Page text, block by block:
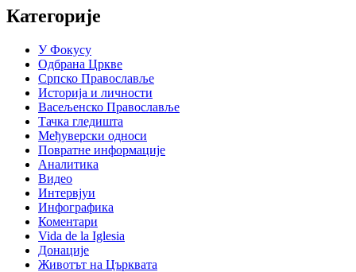
Категорије
У Фокусу
Одбрана Цркве
Српско Православље
Историја и личности
Васељенско Православље
Тачка гледишта
Међуверски односи
Повратне информације
Аналитика
Видео
Интервјуи
Инфографика
Коментари
Vida de la Iglesia
Донације
Животът на Църквата